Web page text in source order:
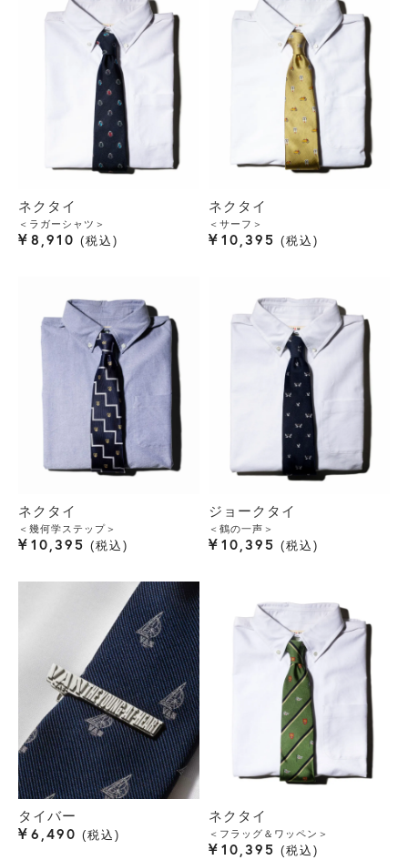
ネクタイ
＜ラガーシャツ＞
¥ 8,910 税込
ネクタイ
＜サーフ＞
¥ 10,395 税込
ネクタイ
＜幾何学ステップ＞
¥ 10,395 税込
ジョークタイ
＜鶴の一声＞
¥ 10,395 税込
タイバー
¥ 6,490 税込
ネクタイ
＜フラッグ＆ワッペン＞
¥ 10,395 税込